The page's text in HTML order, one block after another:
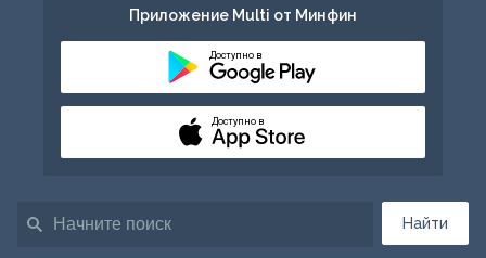
Найти
Приложение Multi от Минфин
Доступно в
Доступно в